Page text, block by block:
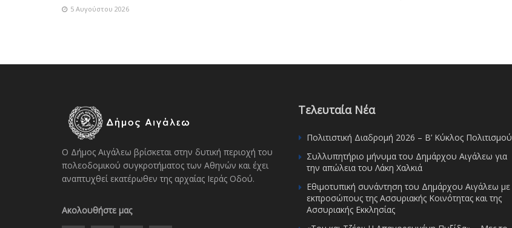
5 Αυγούστου 2026
Ο Δήμος Αιγάλεω βρίσκεται στην δυτική περιοχή του
πολεοδομικού συγκροτήματος των Αθηνών και έχει
αναπτυχθεί εκατέρωθεν της αρχαίας Ιεράς Οδού.
Ακολουθήστε μας
Τελευταία Νέα
Πολιτιστική Διαδρομή 2026 – Β’ Κύκλος Πολιτισμού
Συλλυπητήριο μήνυμα του Δημάρχου Αιγάλεω για
την απώλεια του Λάκη Χαλκιά
Εθιμοτυπική συνάντηση του Δημάρχου Αιγάλεω με
εκπροσώπους της Ασσυριακής Κοινότητας και της
Ασσυριακής Εκκλησίας